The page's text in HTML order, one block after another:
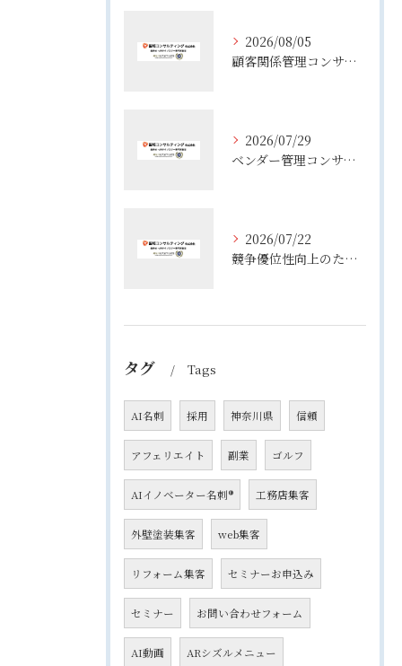
2026/08/05
顧客関係管理コンサルティングの実態とコンサルが担う役割や年収のリアル
2026/07/29
ベンダー管理コンサルティングで実務が変わる役割整理と失敗しない進め方
2026/07/22
競争優位性向上のためのコンサル活用術と企業成長を実現する実践ポイント
タグ Tags
AI名刺 採用 神奈川県 信頼
アフェリエイト 副業 ゴルフ
AIイノベーター名刺® 工務店集客
外壁塗装集客 web集客
リフォーム集客 セミナーお申込み
セミナー お問い合わせフォーム
AI動画 ARシズルメニュー